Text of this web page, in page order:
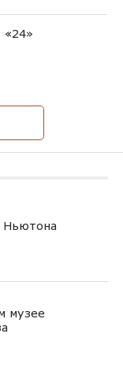
«24»
Ньютона
музее